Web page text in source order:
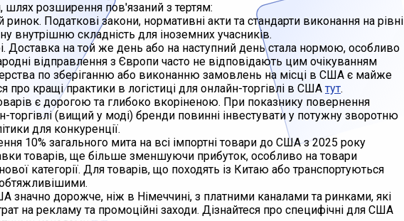
шлях розширення пов'язаний з тертям:
Податкові закони, нормативні акти та стандарти виконання на рівні
внутрішню складність для іноземних учасників.
Доставка на той же день або на наступний день стала нормою, особливо
відправлення з Європи часто не відповідають цим очікуванням
по зберіганню або виконанню замовлень на місці в США є майже
про кращі практики в логістиці для онлайн-торгівлі в США тут.
є дорогою та глибоко вкоріненою. При показнику повернення
торгівлі (вищий у моді) бренди повинні інвестувати у потужну зворотню
для конкуренції.
10% загального мита на всі імпортні товари до США з 2025 року
товарів, ще більше зменшуючи прибуток, особливо на товари
категорії. Для товарів, що походять із Китаю або транспортуються
значно дорожче, ніж в Німеччині, з платними каналами та ринками, які
на рекламу та промоційні заходи. Дізнайтеся про специфічні для США